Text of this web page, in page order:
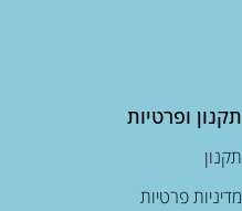
תקנון ופרטיות
תקנון
מדיניות פרטיות